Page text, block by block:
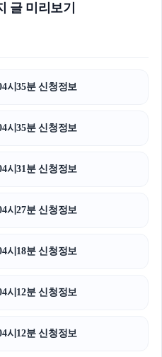
글 미리보기
시35분 신청정보
시35분 신청정보
시31분 신청정보
시27분 신청정보
시18분 신청정보
시12분 신청정보
시12분 신청정보